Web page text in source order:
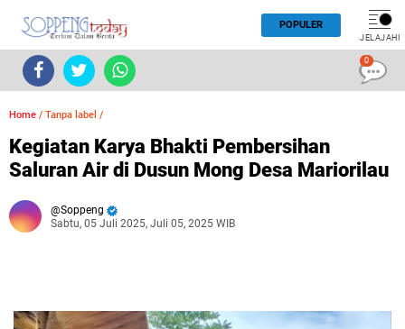
POPULER
JELAJAHI
Home / Tanpa label /
Kegiatan Karya Bhakti Pembersihan
Saluran Air di Dusun Mong Desa Mariorilau
Soppeng
Sabtu, 05 Juli 2025, Juli 05, 2025 WIB
0